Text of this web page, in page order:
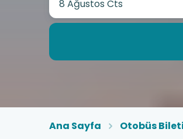
Ana Sayfa Otobüs Bileti